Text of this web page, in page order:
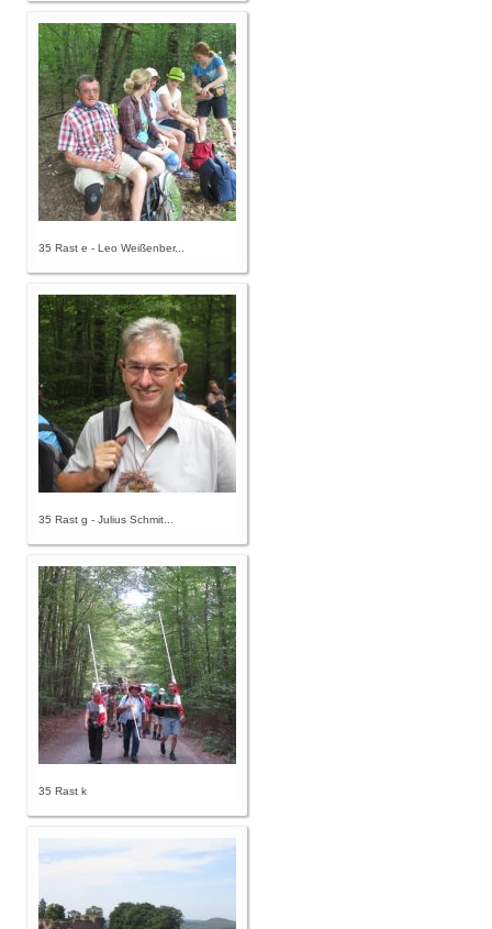
35 Rast e - Leo Weißenber...
35 Rast g - Julius Schmit...
35 Rast k